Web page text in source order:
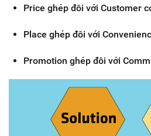
Price ghép đôi với Customer
Place ghép đôi với
Promotion ghép đôi với